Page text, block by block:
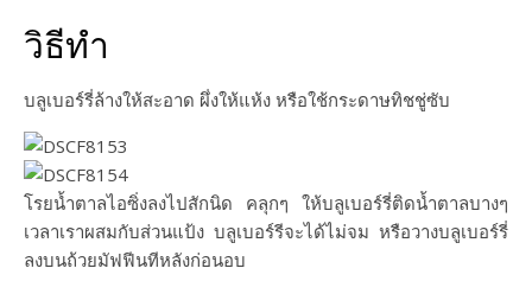
วิธีทำ
บลูเบอร์รี่ล้างให้สะอาด ผึ่งให้แห้ง หรือใช้กระดาษทิชชู่ซับ
โรยน้ำตาลไอซิ่งลงไปสักนิด คลุกๆ ให้บลูเบอร์รี่ติดน้ำตาลบางๆ
เวลาเราผสมกับส่วนแป้ง บลูเบอร์รีจะได้ไม่จม หรือวางบลูเบอร์รี่
ลงบนถ้วยมัฟฟีนทีหลังก่อนอบ